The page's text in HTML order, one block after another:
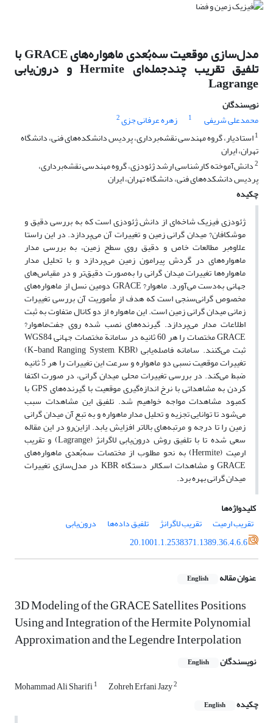
مدل‌سازی موقعیت سه‌بُعدی ماهواره‌های GRACE با
تلفیق تقریب چندجمله‌ای Hermite و درون‌یابی
Lagrange
نویسندگان
محمدعلی شریفی
1 زهره عرفانی جزی2
1استادیار، گروه مهندسی نقشه‌برداری، پردیس دانشکده‌های فنی، دانشگاه
تهران، ایران
2دانش‌آموخته کارشناسی ارشد ژئودزی، گروه مهندسی نقشه‌برداری،
پردیس دانشکده‌های فنی، دانشگاه تهران، ایران
چکیده
ژئودزی فیزیک شاخه‌ای از دانش ژئودزی است که به بررسی دقیق و
موشکافان? میدان گرانی زمین و تغییرات آن می‌پردازد. در این راستا
علاوه‌بر مطالعات خاص و دقیق روی سطح زمین، به بررسی مدار
ماهواره‌های در گردش پیرامون زمین می‌پردازد و با تحلیل مدار
ماهواره‌ها تغییرات میدان گرانی را به‌صورت دقیق‌تر و در مقیاس‌های
جهانی به‌دست می‌آورد. ماهوار? GRACE دومین نسل از ماهواره‌های
مخصوص گرانی‌سنجی است که هدف از مأموریت آن بررسی تغییرات
زمانی میدان گرانی زمین است. این ماهواره از دو کانال متفاوت به ثبت
اطلاعات مدار می‌پردازد. گیرنده‌های نصب شده روی جفت‌ماهوار?
GRACE مختصات را هر 60 ثانیه در سامانة مختصات جهانی WGS84
ثبت می‌کنند. سامانه فاصله‌یابی (K-band Ranging System, KBR)
تغییرات موقعیت نسبی دو ماهواره و سرعت این تغییرات را هر 5 ثانیه
ضبط می‌کند. در بررسی تغییرات محلی میدان گرانی، در صورت اکتفا
کردن به مشاهداتی با نرخ اندازه‌گیری موقعیت با گیرنده‌های GPS با
کمبود مشاهدات مواجه خواهیم شد. تلفیق این مشاهدات سبب
می‌شود تا توانایی تجزیه و تحلیل مدار ماهواره و به تبع آن میدان گرانی
زمین را تا درجه و مرتبه‌های بالاتر افزایش یابد. ازاین‌رو در این مقاله
سعی شده تا با تلفیق روش درون‌یابی لاگرانژ (Lagrange) و تقریب
ارمیت (Hermite) به نحو مطلوب از مختصات سه‌بُعدی ماهواره‌های
GRACE و مشاهدات اسکالر دستگاه KBR در مدل‌سازی تغییرات
میدان گرانی بهره برد.
کلیدواژه‌ها
تقریب ارمیت
تقریب لاگرانژ تلفیق داده‌ها
درون‌یابی
20.1001.1.2538371.1389.36.4.6.6
عنوان مقاله English
3D Modeling of the GRACE Satellites Positions
Using and Integration of the Hermite Polynomial
Approximation and the Legendre Interpolation
نویسندگان English
Mohammad Ali Sharifi1 Zohreh Erfani Jazy2
چکیده English